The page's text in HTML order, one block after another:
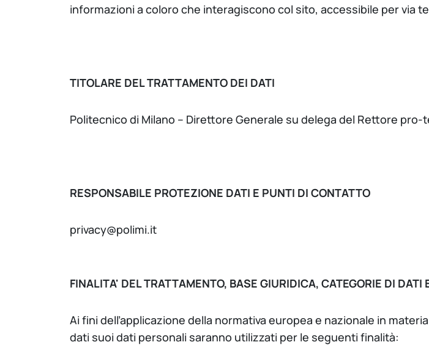
informazioni a coloro che interagiscono col sito, accessibile per via
TITOLARE DEL TRATTAMENTO DEI DATI
Politecnico di Milano – Direttore Generale su delega del Rettore
RESPONSABILE PROTEZIONE DATI E PUNTI DI CONTATTO
privacy@polimi.it
FINALITA' DEL TRATTAMENTO, BASE GIURIDICA, CATEGORIE DI DATI
Ai fini dell’applicazione della normativa europea e nazionale in
dati suoi dati personali saranno utilizzati per le seguenti finalità: